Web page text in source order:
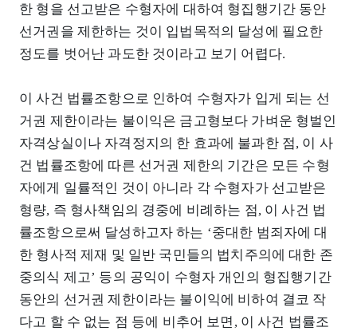
한 형을 선고받은 수형자에 대하여 형집행기간 동안
선거권을 제한하는 것이 입법목적의 달성에 필요한
정도를 벗어난 과도한 것이라고 보기 어렵다.
이 사건 법률조항으로 인하여 수형자가 입게 되는 선
거권 제한이라는 불이익은 금고형보다 가벼운 형벌인
자격상실이나 자격정지의 한 효과에 불과한 점, 이 사
건 법률조항에 따른 선거권 제한의 기간은 모든 수형
자에게 일률적인 것이 아니라 각 수형자가 선고받은
형량, 즉 형사책임의 경중에 비례하는 점, 이 사건 법
률조항으로써 달성하고자 하는 ‘중대한 범죄자에 대
한 형사적 제재 및 일반 국민들의 법치주의에 대한 존
중의식 제고’ 등의 공익이 수형자 개인의 형집행기간
동안의 선거권 제한이라는 불이익에 비하여 결코 작
다고 할 수 없는 점 등에 비추어 보면, 이 사건 법률조